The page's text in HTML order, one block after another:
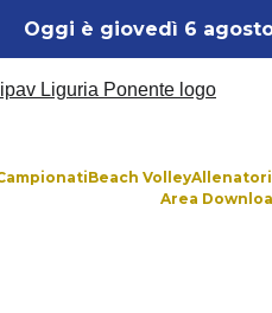
Oggi è giovedì 6
Beach VolleyAllenatori
Area